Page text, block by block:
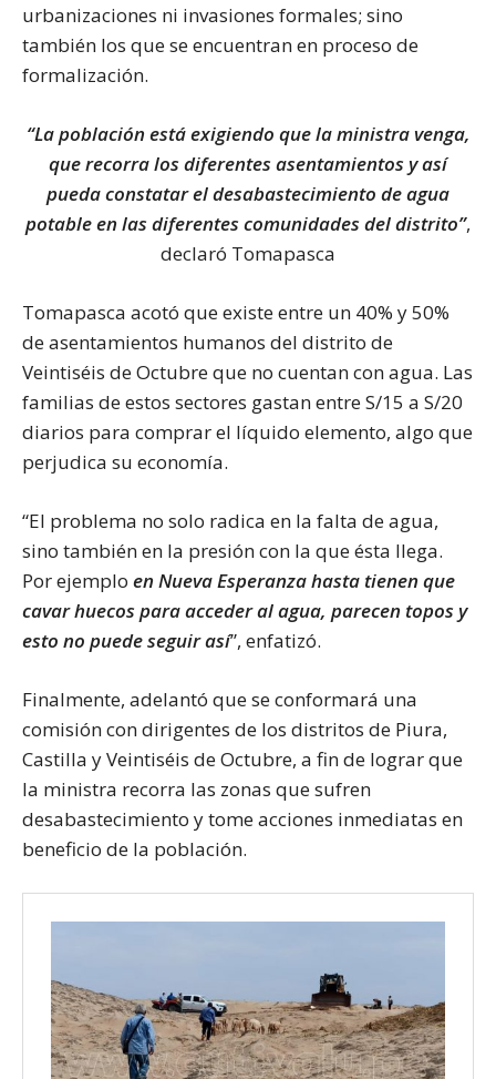
urbanizaciones ni invasiones formales; sino
también los que se encuentran en proceso de
formalización.
“La población está exigiendo que la ministra venga,
que recorra los diferentes asentamientos y así
pueda constatar el desabastecimiento de agua
potable en las diferentes comunidades del distrito”,
declaró Tomapasca
Tomapasca acotó que existe entre un 40% y 50%
de asentamientos humanos del distrito de
Veintiséis de Octubre que no cuentan con agua. Las
familias de estos sectores gastan entre S/15 a S/20
diarios para comprar el líquido elemento, algo que
perjudica su economía.
“El problema no solo radica en la falta de agua,
sino también en la presión con la que ésta llega.
Por ejemplo en Nueva Esperanza hasta tienen que
cavar huecos para acceder al agua, parecen topos y
esto no puede seguir así”, enfatizó.
Finalmente, adelantó que se conformará una
comisión con dirigentes de los distritos de Piura,
Castilla y Veintiséis de Octubre, a fin de lograr que
la ministra recorra las zonas que sufren
desabastecimiento y tome acciones inmediatas en
beneficio de la población.